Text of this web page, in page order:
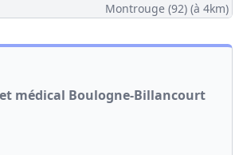
Montrouge (92) (à 4km)
médical Boulogne-Billancourt